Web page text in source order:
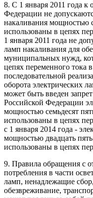
8. С 1 января 2011 года к
Федерации не
накаливания мощностью
использованы в цепях
1 января 2011 года не
ламп накаливания для
муниципальных нужд,
цепях переменного тока
последовательной
оборота электрических
может быть введен
Российской Федерации
мощностью семьдесят
использованы в цепях
с 1 января 2014 года -
мощностью двадцать
использованы в цепях
9. Правила обращения с
потребления в части
ламп, ненадлежащие
обезвреживание,